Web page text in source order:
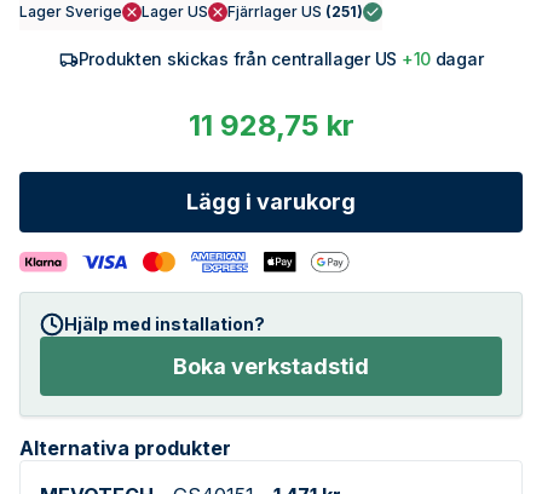
Lager Sverige Lager US Fjärrlager US (251)
Produkten skickas från centrallager US +10 dagar
11 928,75 kr
Lägg i varukorg
Hjälp med installation?
Boka verkstadstid
Alternativa produkter